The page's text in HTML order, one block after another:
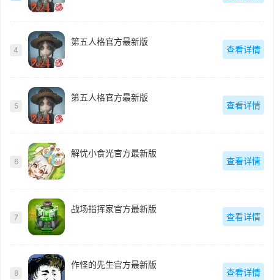
4
第五人格官方最新版
查看详情
5
第五人格官方最新版
查看详情
6
解忧小食光官方最新版
查看详情
7
战场指挥家官方最新版
查看详情
8
作怪的先生官方最新版
查看详情